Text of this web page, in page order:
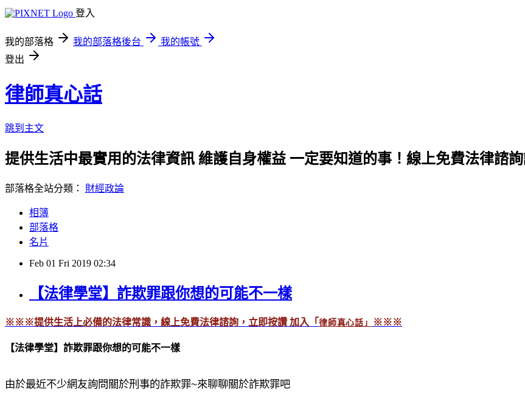
登入
我的部落格 我的部落格後台
我的帳號
登出
律師真心話
跳到主文
提供生活中最實用的法律資訊 維護自身權益 一定要知道的事！線上免費法律諮
部落格全站分類： 財經政論
相簿
部落格
名片
Feb 01 Fri 2019 02:34
【法律學堂】詐欺罪跟你想的可能不一樣
※※※提供生活上必備的法律常識，線上免費法律諮詢，立即按讚 加入「律師真心話」 ※※※
【法律學堂】詐欺罪跟你想的可能不一樣
由於最近不少網友詢問關於刑事的詐欺罪~來聊聊關於詐欺罪吧